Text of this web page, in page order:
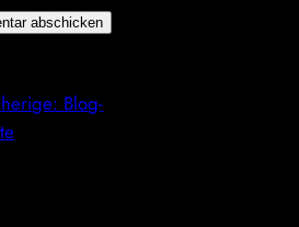
Blog-